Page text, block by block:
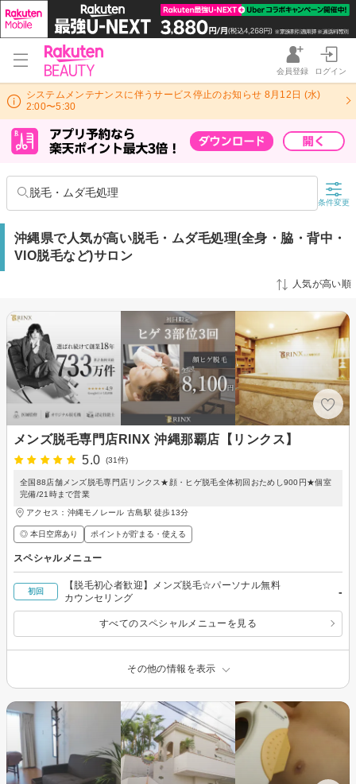
会員登録 ログイン
システムメンテナンスに伴うサービス停止のお知らせ 8月12日 (水)
2:00〜5:30
脱毛・ムダ毛処理
条件変更
沖縄県で人気が高い脱毛・ムダ毛処理(全身・脇・背中・
VIO脱毛など)サロン
人気が高い順
メンズ脱毛専門店RINX 沖縄那覇店【リンクス】
5.0
(31件)
全国88店舗メンズ脱毛専門店リンクス★顔・ヒゲ脱毛全体初回おためし900円★個室
完備/21時まで営業
アクセス：沖縄モノレール 古島駅 徒歩13分
◎ 本日空席あり ポイントが貯まる・使える
スペシャルメニュー
初回
【脱毛初心者歓迎】メンズ脱毛☆パーソナル無料
カウンセリング
-
すべてのスペシャルメニューを見る
その他の情報を表示